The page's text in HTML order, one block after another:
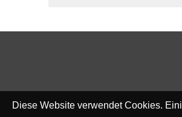
Diese Website verwendet Cookies.